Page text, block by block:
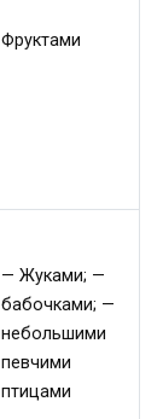
Фруктами
— Жуками; —
бабочками; —
небольшими
певчими
птицами